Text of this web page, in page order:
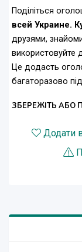
Поділіться
всей Украине.
друзями,
використовуйте
Це додасть
багаторазово
ЗБЕРЕЖІТЬ АБО
Додати